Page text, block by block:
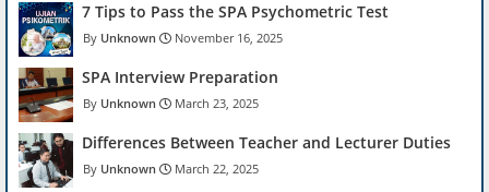
7 Tips to Pass the SPA Psychometric Test
Unknown November 16, 2025
SPA Interview Preparation
Unknown March 23, 2025
Differences Between Teacher and Lecturer Duties
Unknown March 22, 2025